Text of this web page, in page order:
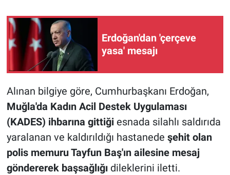
Erdoğan'dan 'çerçeve
yasa' mesajı
Alınan bilgiye göre, Cumhurbaşkanı Erdoğan,
Muğla'da Kadın Acil Destek Uygulaması
(KADES) ihbarına gittiği esnada silahlı saldırıda
yaralanan ve kaldırıldığı hastanede şehit olan
polis memuru Tayfun Baş'ın ailesine mesaj
göndererek başsağlığıdileklerini iletti.